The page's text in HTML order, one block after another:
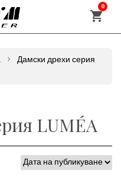
0
Дамски дрехи серия
LUMÉA